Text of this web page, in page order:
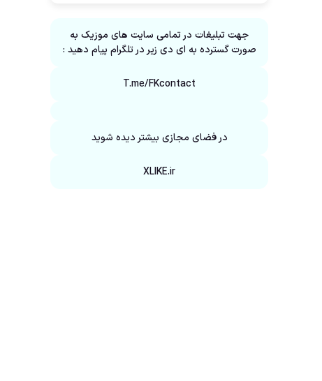
جهت تبلیغات در تمامی سایت های موزیک به
صورت گسترده به ای دی زیر در تلگرام پیام دهید :
T.me/FKcontact
در فضای مجازی بیشتر دیده شوید
XLIKE.ir